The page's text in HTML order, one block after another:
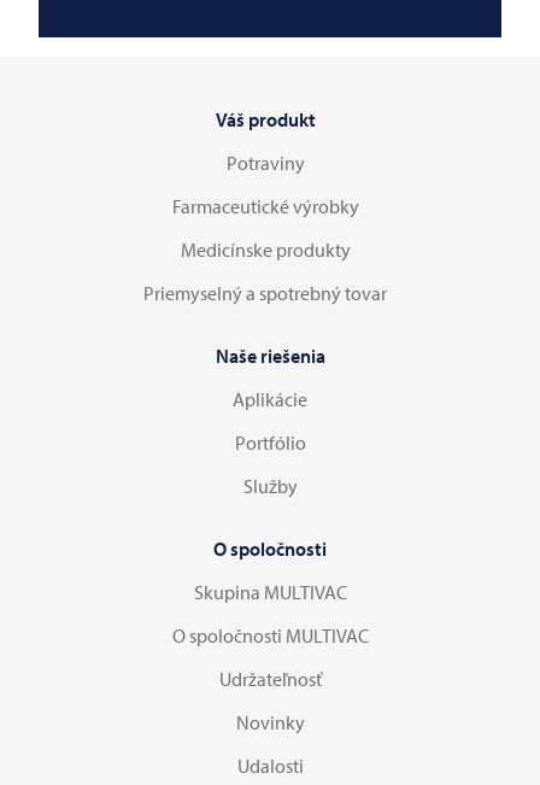
Váš produkt
Potraviny
Farmaceutické výrobky
Medicínske produkty
Priemyselný a spotrebný tovar
Naše riešenia
Aplikácie
Portfólio
Služby
O spoločnosti
Skupina MULTIVAC
O spoločnosti MULTIVAC
Udržateľnosť
Novinky
Udalosti